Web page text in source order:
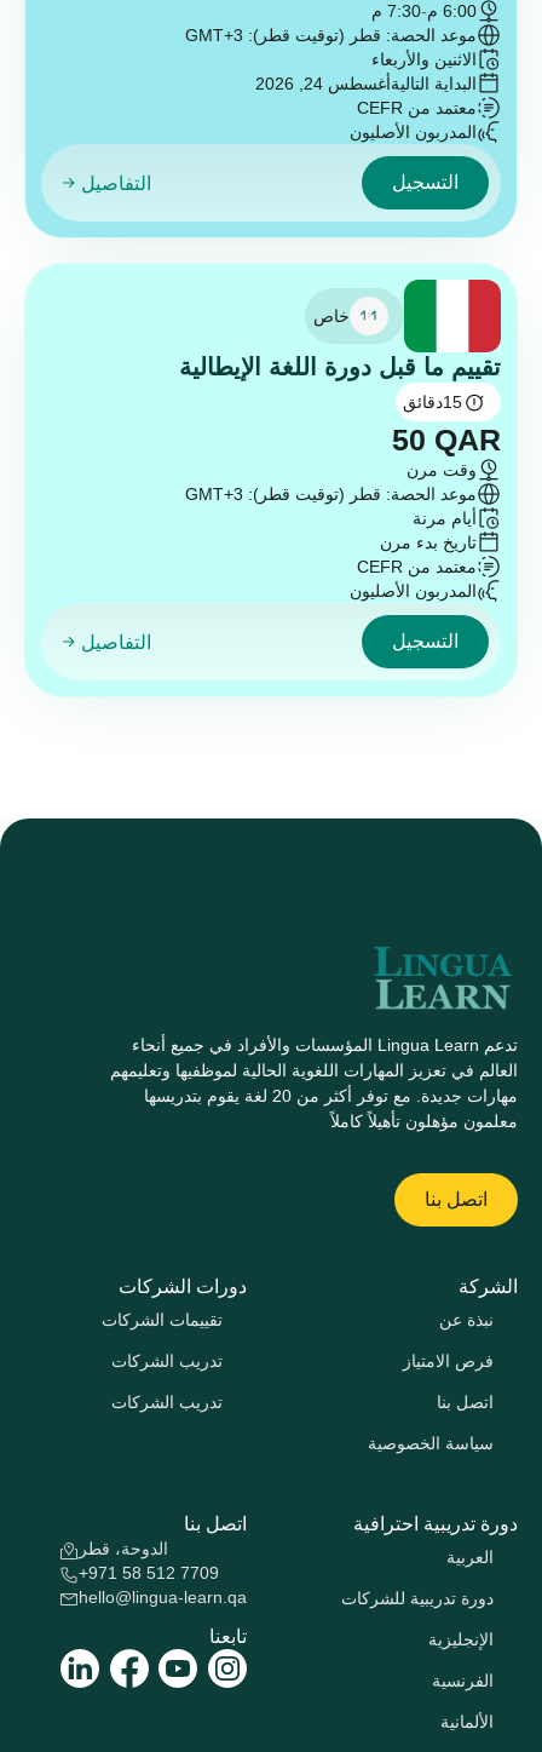
6:00 م -7:30 م
موعد الحصة: قطر (توقيت قطر): GMT+3
الاثنين والأربعاء
البداية التاليةأغسطس 24, 2026
معتمد من CEFR
المدربون الأصليون
التسجيل التفاصيل
خاص
تقييم ما قبل دورة اللغة الإيطالية
15دقائق
50 QAR
وقت مرن
موعد الحصة: قطر (توقيت قطر): GMT+3
أيام مرنة
تاريخ بدء مرن
معتمد من CEFR
المدربون الأصليون
التسجيل التفاصيل
تدعم Lingua Learn المؤسسات والأفراد في جميع أنحاء
العالم في تعزيز المهارات اللغوية الحالية لموظفيها وتعليمهم
مهارات جديدة. مع توفر أكثر من 20 لغة يقوم بتدريسها
معلمون مؤهلون تأهيلاً كاملاً
اتصل بنا
الشركة
نبذة عن
فرص الامتياز
اتصل بنا
سياسة الخصوصية
دورات الشركات
تقييمات الشركات
تدريب الشركات
تدريب الشركات
دورة تدريبية احترافية
العربية
دورة تدريبية للشركات
الإنجليزية
الفرنسية
الألمانية
اتصل بنا
الدوحة، قطر
+971 58 512 7709
hello@lingua-learn.qa
تابعنا